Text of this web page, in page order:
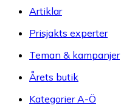
Artiklar
Prisjakts experter
Teman & kampanjer
Årets butik
Kategorier A-Ö